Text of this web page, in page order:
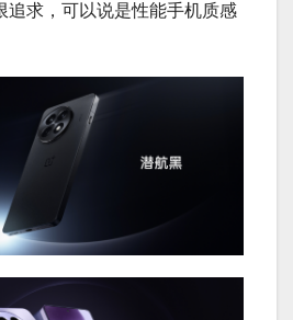
追求，可以说是性能手机质感